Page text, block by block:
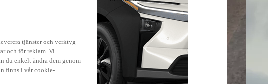
tjänster och verktyg
och för reklam. Vi
du enkelt ändra dem genom
finns i vår cookie-